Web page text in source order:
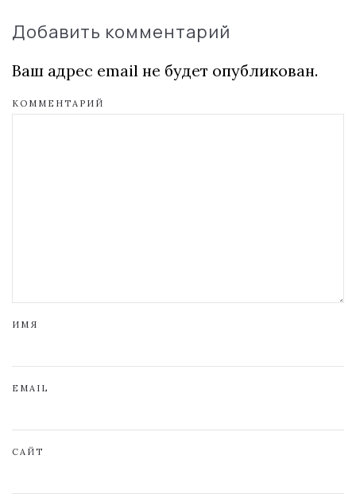
Добавить комментарий
Ваш адрес email не будет опубликован.
КОММЕНТАРИЙ
ИМЯ
EMAIL
САЙТ